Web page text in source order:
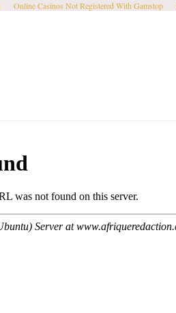
Online Casinos Not Registered With Gamstop